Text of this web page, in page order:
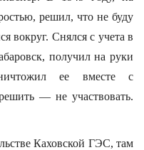
решил, что не буду
вокруг. Снялся с учета в
получил на руки
ее вместе с
— не участвовать.
Каховской ГЭС, там